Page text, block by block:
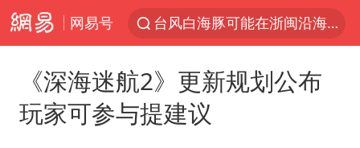
网易号
台风白海豚可能在浙闽沿海登陆
多地要求领导干部带头休假
《深海迷航2》更新规划公布
玩家可参与提建议